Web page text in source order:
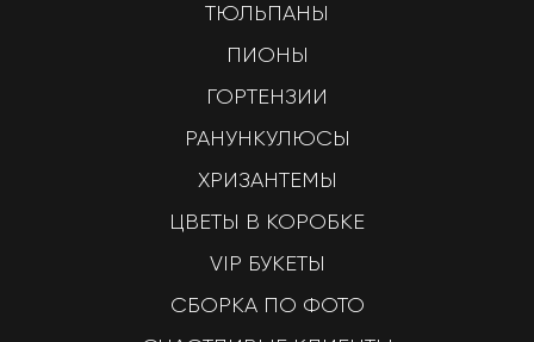
ТЮЛЬПАНЫ
ПИОНЫ
ГОРТЕНЗИИ
РАНУНКУЛЮСЫ
ХРИЗАНТЕМЫ
ЦВЕТЫ В КОРОБКЕ
VIP БУКЕТЫ
СБОРКА ПО ФОТО